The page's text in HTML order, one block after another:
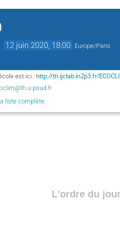
12 juin 2020, 18:00 Europe/Paris
est ici :http://th.ijclab.in2p3.fr/
psud.fr
liste complète
L'ordre du